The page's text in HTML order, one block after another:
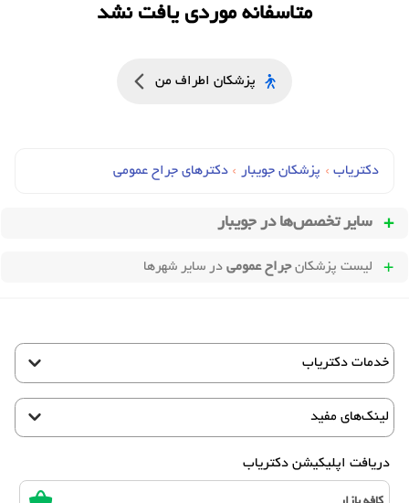
متاسفانه موردی یافت نشد
پزشکان اطراف من
دکتریاب › پزشکان جویبار › دکترهای جراح عمومي
سایر تخصص‌ها در جویبار
لیست پزشکانجراح عمومی در سایر شهرها
خدمات دکتریاب
لینک‌های مفید
دریافت اپلیکیشن دکتریاب